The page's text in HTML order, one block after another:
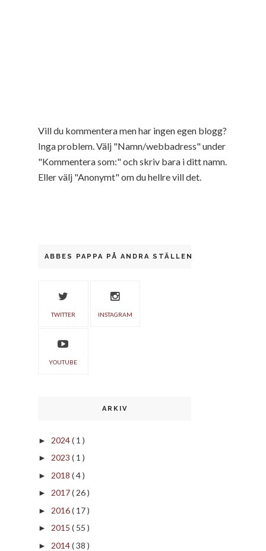
Vill du kommentera men har ingen egen blogg?
Inga problem. Välj "Namn/webbadress" under
"Kommentera som:" och skriv bara i ditt namn.
Eller välj "Anonymt" om du hellre vill det.
ABBES PAPPA PÅ ANDRA STÄLLEN
TWITTER INSTAGRAM
YOUTUBE
ARKIV
► 2024( 1 )
► 2023 ( 1 )
► 2018 ( 4 )
► 2017( 26 )
► 2016( 17 )
► 2015 ( 55 )
► 2014( 38 )